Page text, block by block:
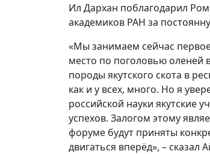
Ил Дархан поблагодарил
академиков РАН за
«Мы занимаем сейчас
место по поголовью оленей
породы якутского скота в
как и у всех, много. Но я
российской науки якутские
успехов. Залогом этому
форуме будут приняты
двигаться вперёд», – сказал